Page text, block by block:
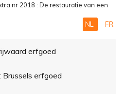
nr 2018 : De restauratie van een
NL FR
erfgoed
erfgoed